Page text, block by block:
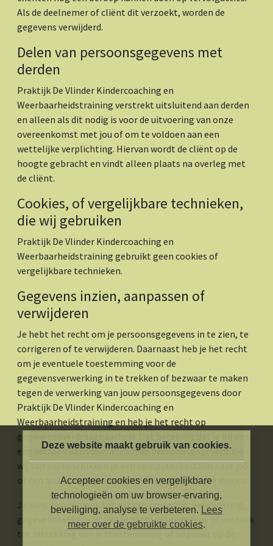
Als de deelnemer of cliënt dit verzoekt, worden de
gegevens verwijderd.
Delen van persoonsgegevens met
derden
Praktijk De Vlinder Kindercoaching en
Weerbaarheidstraining verstrekt uitsluitend aan derden
en alleen als dit nodig is voor de uitvoering van onze
overeenkomst met jou of om te voldoen aan een
wettelijke verplichting. Hiervan wordt de cliënt op de
hoogte gebracht en vindt alleen plaats na overleg met
de cliënt.
Cookies, of vergelijkbare technieken,
die wij gebruiken
Praktijk De Vlinder Kindercoaching en
Weerbaarheidstraining gebruikt geen cookies of
vergelijkbare technieken.
Gegevens inzien, aanpassen of
verwijderen
Je hebt het recht om je persoonsgegevens in te zien, te
corrigeren of te verwijderen. Daarnaast heb je het recht
om je eventuele toestemming voor de
gegevensverwerking in te trekken of bezwaar te maken
tegen de verwerking van jouw persoonsgegevens door
Praktijk De Vlinder Kindercoaching en
Weerbaarheidstraining en heb je het recht op
gegevensoverdraagbaarheid. Dat betekent dat je bij ons
een verzoek kan indienen om de persoonsgegevens die
wij van jou beschikken in een computerbestand naar jou
of een ander, door jou genoemde organisatie, te sturen.
Je kunt een verzoek tot inzage, correctie, verwijdering,
gegevensoverdracht van je persoonsgegevens of verzoek
tot intrekking van je toestemming of bezwaar op de
Deze website maakt gebruik van cookies.
Accepteer cookies en vergelijkbare
technologieën om uw browser-ervaring,
beveiliging, analyse te verbeteren. Lees
meer over de gebruikte cookies.